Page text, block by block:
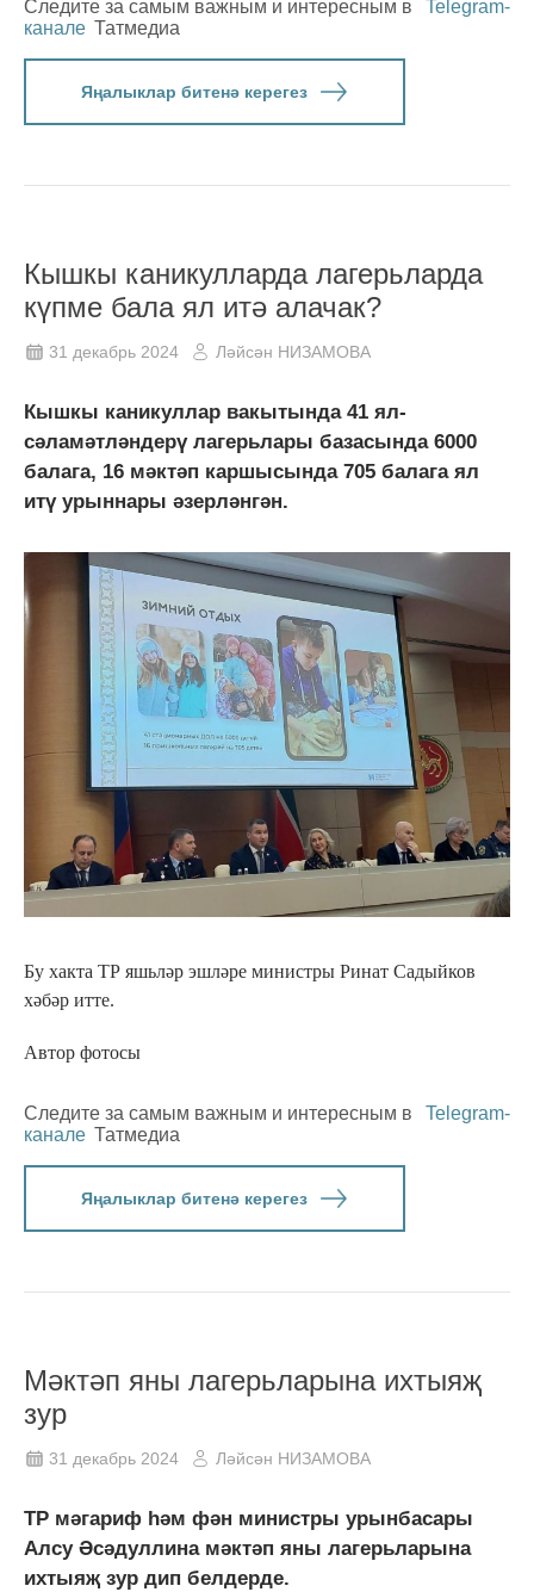
Следите за самым важным и интересным в
Telegram-
канале Татмедиа
Яңалыклар битенә керегез
Кышкы каникулларда лагерьларда
күпме бала ял итә алачак?
31 декабрь 2024 Ләйсән НИЗАМОВА
Кышкы каникуллар вакытында 41 ял-
сәламәтләндерү лагерьлары базасында 6000
балага, 16 мәктәп каршысында 705 балага ял
итү урыннары әзерләнгән.
Бу хакта ТР яшьләр эшләре министры Ринат Садыйков
хәбәр итте.
Автор фотосы
Следите за самым важным и интересным в
Telegram-
канале Татмедиа
Яңалыклар битенә керегез
Мәктәп яны лагерьларына ихтыяҗ
зур
31 декабрь 2024 Ләйсән НИЗАМОВА
ТР мәгариф һәм фән министры урынбасары
Алсу Әсәдуллина мәктәп яны лагерьларына
ихтыяҗ зур дип белдерде.